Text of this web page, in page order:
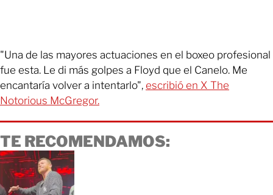
"Una de las mayores actuaciones en el boxeo profesional
fue esta. Le di más golpes a Floyd que el Canelo. Me
encantaría volver a intentarlo", escribió en X The
Notorious McGregor.
TE RECOMENDAMOS: